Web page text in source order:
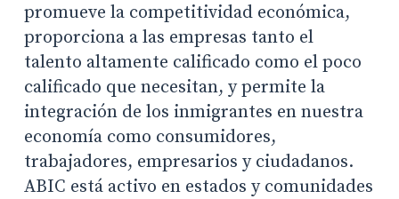
promueve la competitividad económica,
proporciona a las empresas tanto el
talento altamente calificado como el poco
calificado que necesitan, y permite la
integración de los inmigrantes en nuestra
economía como consumidores,
trabajadores, empresarios y ciudadanos.
ABIC está activo en estados y comunidades